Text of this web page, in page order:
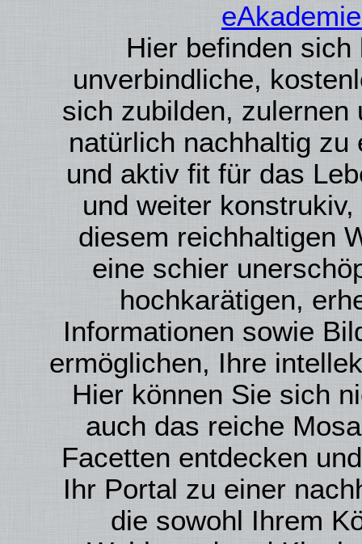
Hier befinden
unverbindliche,
sich zubilden, zulernen
natürlich nachhaltig
und aktiv fit für das
und weiter
diesem reichhaltigen
eine schier
hochkarätigen,
Informationen sowie
ermöglichen, Ihre
Hier können Sie sich
auch das reiche
Facetten entdecken
Ihr Portal zu einer
die sowohl Ihrem